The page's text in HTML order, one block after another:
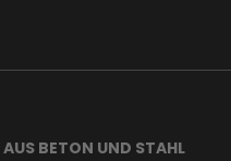
BETON UND STAHL